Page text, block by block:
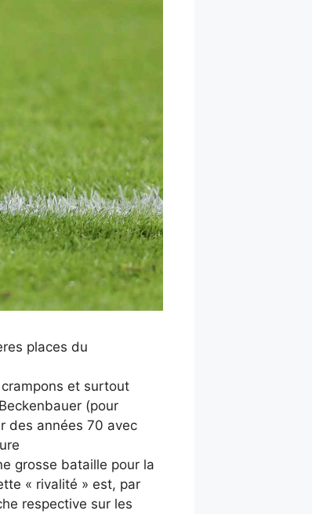
places du
et surtout
(pour
des années 70 avec
grosse bataille pour la
« rivalité » est, par
respective sur les